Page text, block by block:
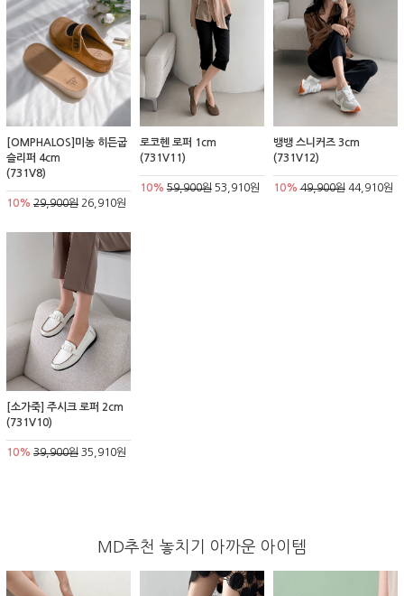
[OMPHALOS]미농 히든굽
슬리퍼 4cm
(731V8)
10% 29,900원 26,910원
로코헨 로퍼 1cm
(731V11)
10% 59,900원53,910원
뱅뱅 스니커즈 3cm
(731V12)
10% 49,900원44,910원
[소가죽] 주시크 로퍼 2cm
(731V10)
10% 39,900원 35,910원
MD추천 놓치기 아까운 아이템